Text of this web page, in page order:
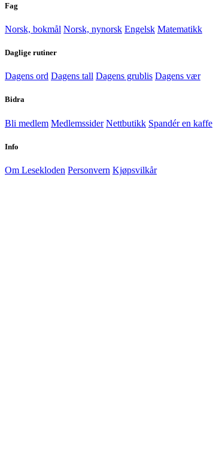
Fag
Norsk, bokmål Norsk, nynorsk Engelsk Matematikk
Daglige rutiner
Dagens ord Dagens tall Dagens grublis Dagens vær
Bidra
Bli medlem Medlemssider Nettbutikk Spandér en kaffe
Info
Om Lesekloden Personvern Kjøpsvilkår